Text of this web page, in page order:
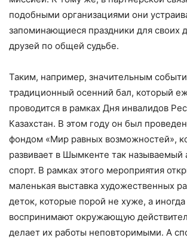
подобными организациями они
запоминающиеся праздники для своих
друзей по общей судьбе.
Таким, например, значительным
традиционный осенний бал, который
проводится в рамках Дня инвалидов
Казахстан. В этом году он был
фондом «Мир равных возможностей»,
развивает в Шымкенте так называемый
спорт. В рамках этого мероприятия
маленькая выставка художественных
деток, которые порой не хуже, а иногда
воспринимают окружающую
делает их работы неповторимыми. А